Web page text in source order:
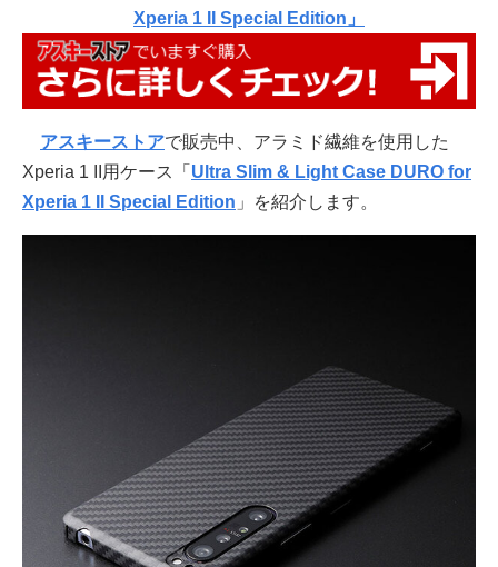
Xperia 1 II Special Edition」
アスキーストアで販売中、アラミド繊維を使用した
Xperia 1 II用ケース「 Ultra Slim & Light Case DURO for
Xperia 1 II Special Edition 」を紹介します。